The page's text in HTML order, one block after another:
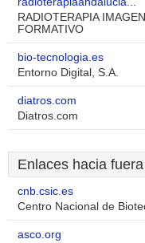
RADIOTERAPIA
FORMATIVO
bio-tecnologia.es
Entorno Digital, S.A.
diatros.com
Diatros.com
Enlaces hacia fuera
cnb.csic.es
Centro Nacional de
asco.org